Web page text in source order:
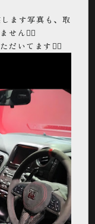
ます写真も、取
せん🙇‍♂️
だいてます🙇‍♂️